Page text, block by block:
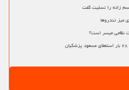
زاده را تسلیت گفت
میز تندروها
نظامی میسر است؟